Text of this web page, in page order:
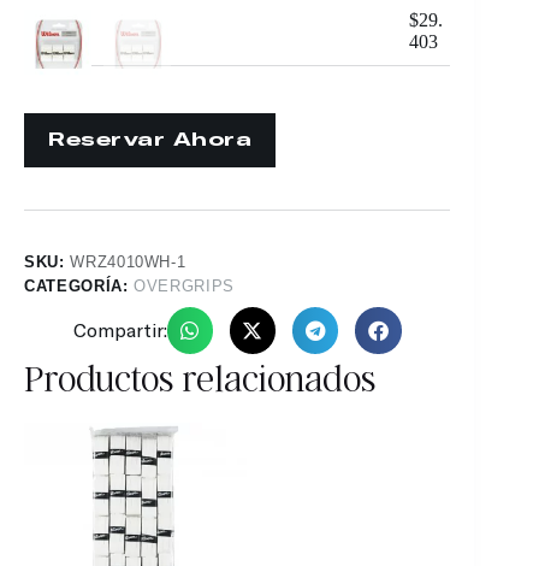
$29.
403
SKU:WRZ4010WH-1
CATEGORÍA:OVERGRIPS
Compartir:
Productos relacionados